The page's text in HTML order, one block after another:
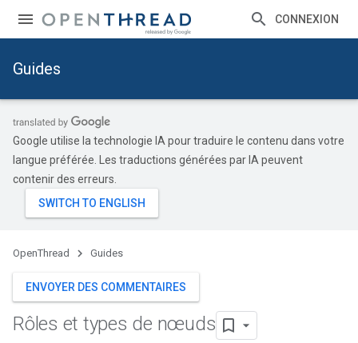
CONNEXION
Guides
Google utilise la technologie IA pour traduire le contenu dans votre
langue préférée. Les traductions générées par IA peuvent
contenir des erreurs.
OpenThread Guides
ENVOYER DES COMMENTAIRES
Rôles et types de nœuds